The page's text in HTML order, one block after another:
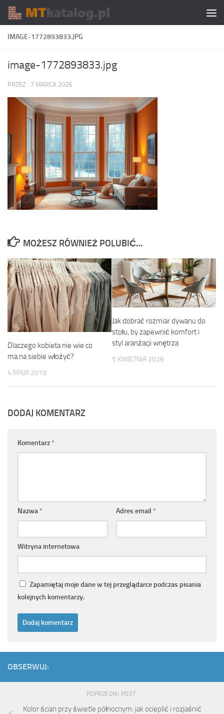
Skip to content
IMAGE-1772893833.JPG
image-1772893833.jpg
PRZEZ · 7 MARCA 2026
MOŻESZ RÓWNIEŻ POLUBIĆ…
Dlaczego kobieta nie wie co
ma na siebie włożyć?
4 MAJA 2019
Jak dobrać rozmiar dywanu do
stołu, by zapewnić komfort i
styl aranżacji wnętrza
5 KWIETNIA 2026
DODAJ KOMENTARZ
Komentarz*
Nazwa* Adres email *
Witryna internetowa
Zapamiętaj moje dane w tej przeglądarce podczas pisania
kolejnych komentarzy.
OBSERWUJ:
POPRZEDNI POST
Kolor ścian przy świetle północnym: jak ocieplić i rozjaśnić